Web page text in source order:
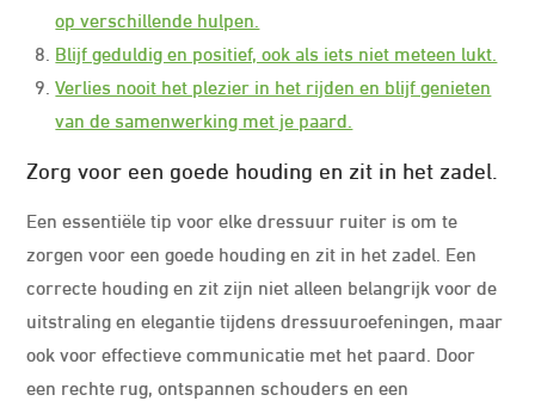
op verschillende hulpen.
Blijf geduldig en positief, ook als iets niet meteen lukt.
Verlies nooit het plezier in het rijden en blijf genieten
van de samenwerking met je paard.
Zorg voor een goede houding en zit in het zadel.
Een essentiële tip voor elke dressuur ruiter is om te
zorgen voor een goede houding en zit in het zadel. Een
correcte houding en zit zijn niet alleen belangrijk voor de
uitstraling en elegantie tijdens dressuuroefeningen, maar
ook voor effectieve communicatie met het paard. Door
een rechte rug, ontspannen schouders en een